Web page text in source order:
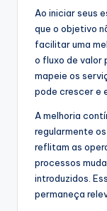
Ao iniciar seus
que o objetivo
facilitar uma
o fluxo de valor
mapeie os
pode crescer e
A melhoria
regularmente
reflitam as
processos
introduzidos.
permaneça